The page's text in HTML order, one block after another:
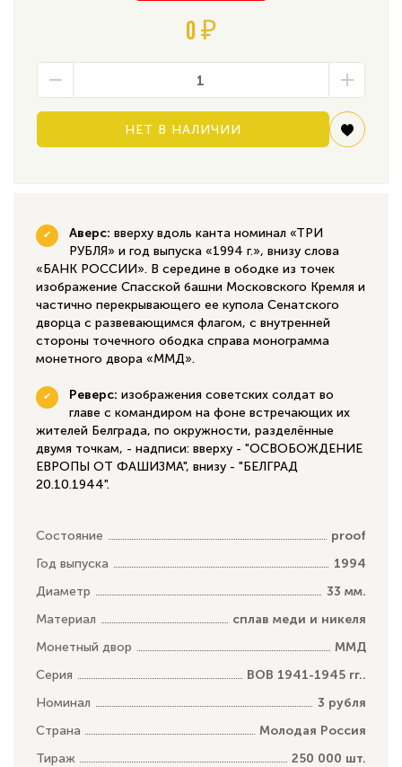
0 ₽
НЕТ В НАЛИЧИИ
Аверс: вверху вдоль канта номинал «ТРИ
РУБЛЯ» и год выпуска «1994 г.», внизу слова
«БАНК РОССИИ». В середине в ободке из точек
изображение Спасской башни Московского Кремля и
частично перекрывающего ее купола Сенатского
дворца с развевающимся флагом, с внутренней
стороны точечного ободка справа монограмма
монетного двора «ММД».
Реверс: изображения советских солдат во
главе с командиром на фоне встречающих их
жителей Белграда, по окружности, разделённые
двумя точкам, - надписи: вверху - "ОСВОБОЖДЕНИЕ
ЕВРОПЫ ОТ ФАШИЗМА", внизу - "БЕЛГРАД
20.10.1944".
Состояние
proof
Год выпуска
1994
Диаметр
33 мм.
Материал
сплав меди и никеля
Монетный двор
ММД
Серия
ВОВ 1941-1945 гг..
Номинал
3 рубля
Страна
Молодая Россия
Тираж
250 000 шт.